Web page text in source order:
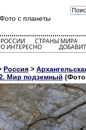
Фото с планеты
СТРАНЫ МИРА
ИНТЕРЕСНО
Россия >
2. Мир подземный